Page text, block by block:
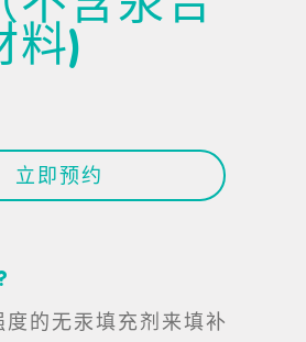
料)
立即预约
的无汞填充剂来填补